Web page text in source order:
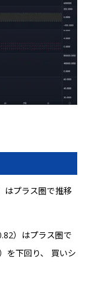
プラス圏で推移
）はプラス圏で
を下回り、 買いシ